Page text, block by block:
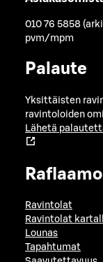
010 76 5858
pvm/mpm
Palaute
Yksittäisten
ravintoloiden
Lähetä
Ravintolat
Ravintolat
Lounas
Tapahtumat